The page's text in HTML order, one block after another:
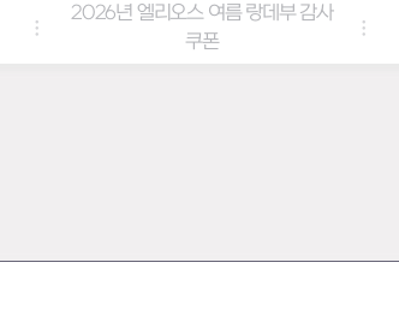
2026년 엘리오스 여름 랑데부 감사
쿠폰